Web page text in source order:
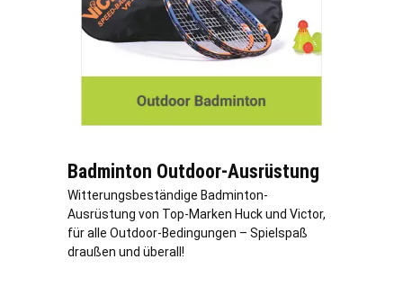
Badminton Outdoor-Ausrüstung
Witterungsbeständige Badminton-
Ausrüstung von Top-Marken Huck und Victor,
für alle Outdoor-Bedingungen – Spielspaß
draußen und überall!